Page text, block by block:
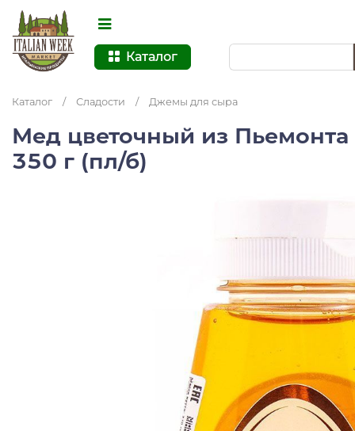
Каталог
Каталог / Сладости / Джемы для сыра
Мед цветочный из Пьемонта
350 г (пл/б)